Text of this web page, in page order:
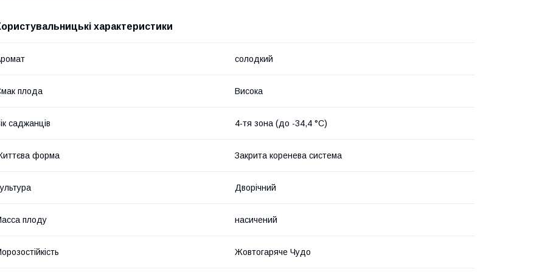
характеристики
солодкий
плода Висока
саджанців 4-тя зона (до -34,4 °C)
форма Закрита коренева система
Дворічний
плоду насичений
Жовтогаряче Чудо